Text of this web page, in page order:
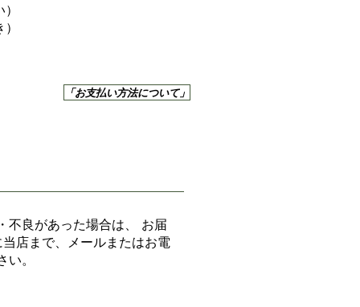
「お支払い方法について」
不良があった場合は、 お届
店まで、メールまたはお電
。